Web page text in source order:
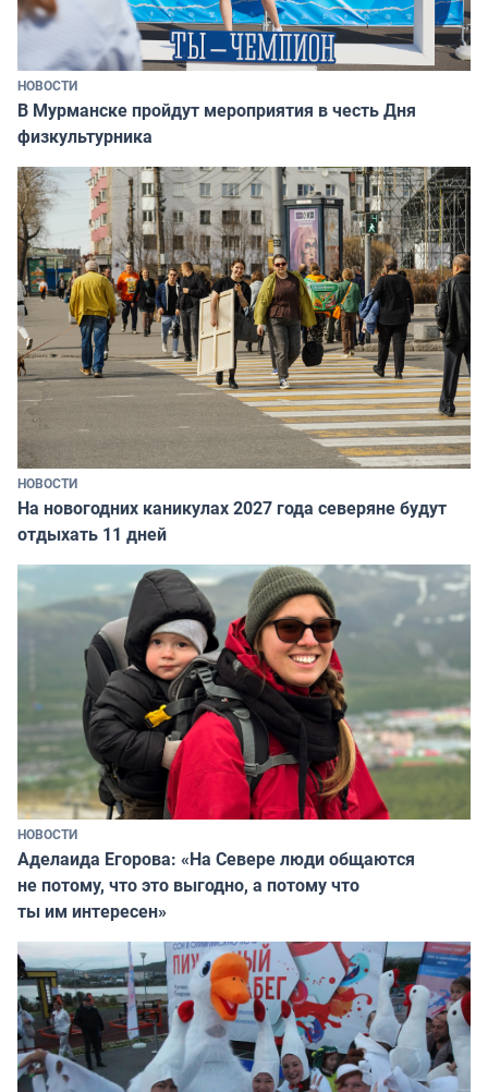
НОВОСТИ
В Мурманске пройдут мероприятия в честь Дня
физкультурника
НОВОСТИ
На новогодних каникулах 2027 года северяне будут
отдыхать 11 дней
НОВОСТИ
Аделаида Егорова: «На Севере люди общаются
не потому, что это выгодно, а потому что
ты им интересен»